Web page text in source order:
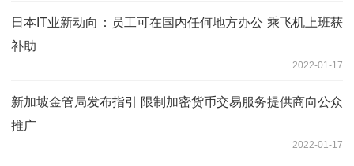
日本IT业新动向：员工可在国内任何地方办公 乘飞机上班获
补助
2022-01-17
新加坡金管局发布指引 限制加密货币交易服务提供商向公众
推广
2022-01-17